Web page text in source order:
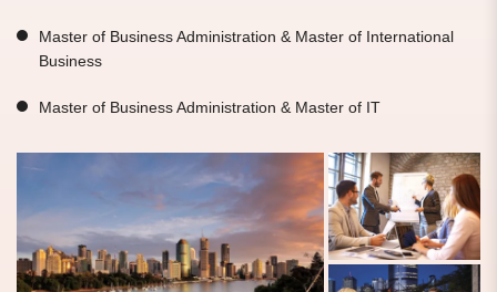
Master of Business Administration & Master of International
Business
Master of Business Administration & Master of IT